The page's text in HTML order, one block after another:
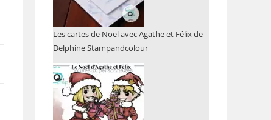
Les cartes de Noël avec Agathe et Félix de
Delphine Stampandcolour